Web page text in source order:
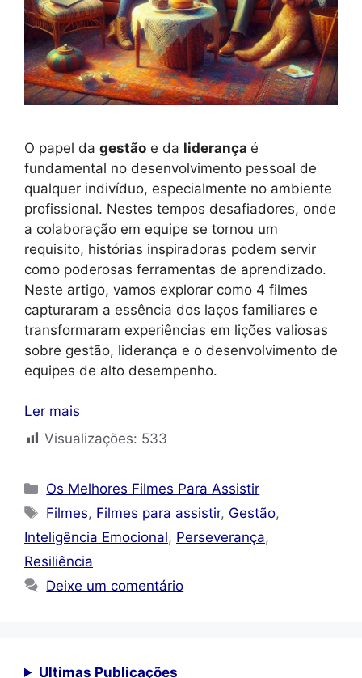
O papel da gestão e da liderança é
fundamental no desenvolvimento pessoal de
qualquer indivíduo, especialmente no ambiente
profissional. Nestes tempos desafiadores, onde
a colaboração em equipe se tornou um
requisito, histórias inspiradoras podem servir
como poderosas ferramentas de aprendizado.
Neste artigo, vamos explorar como 4 filmes
capturaram a essência dos laços familiares e
transformaram experiências em lições valiosas
sobre gestão, liderança e o desenvolvimento de
equipes de alto desempenho.
Ler mais
Visualizações: 533
Categorias
Os Melhores Filmes Para Assistir
Tags
Filmes, Filmes para assistir, Gestão,
Inteligência Emocional, Perseverança,
Resiliência
Deixe um comentário
Ultimas Publicações